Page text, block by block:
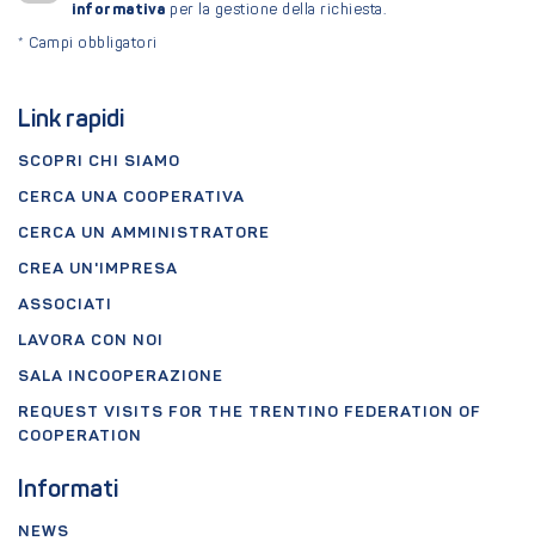
Link rapidi
SCOPRI CHI SIAMO
CERCA UNA COOPERATIVA
CERCA UN AMMINISTRATORE
CREA UN'IMPRESA
ASSOCIATI
LAVORA CON NOI
SALA INCOOPERAZIONE
REQUEST VISITS FOR THE TRENTINO FEDERATION OF
COOPERATION
Informati
NEWS
informativa per la gestione della richiesta.
* Campi obbligatori